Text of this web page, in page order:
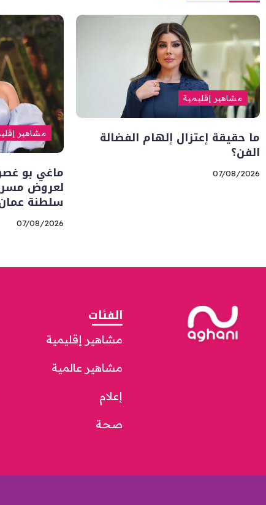
مشاهير إقليمية
ما حقيقة إعتزال إلهام الفضالة
الفن؟
07/08/2026
مشاهير
ماغي بو
لعروض
سلطنة
07/08/2026
الفئات
مشاهير إقليمية
مشاهير عالمية
إعلام
صحة